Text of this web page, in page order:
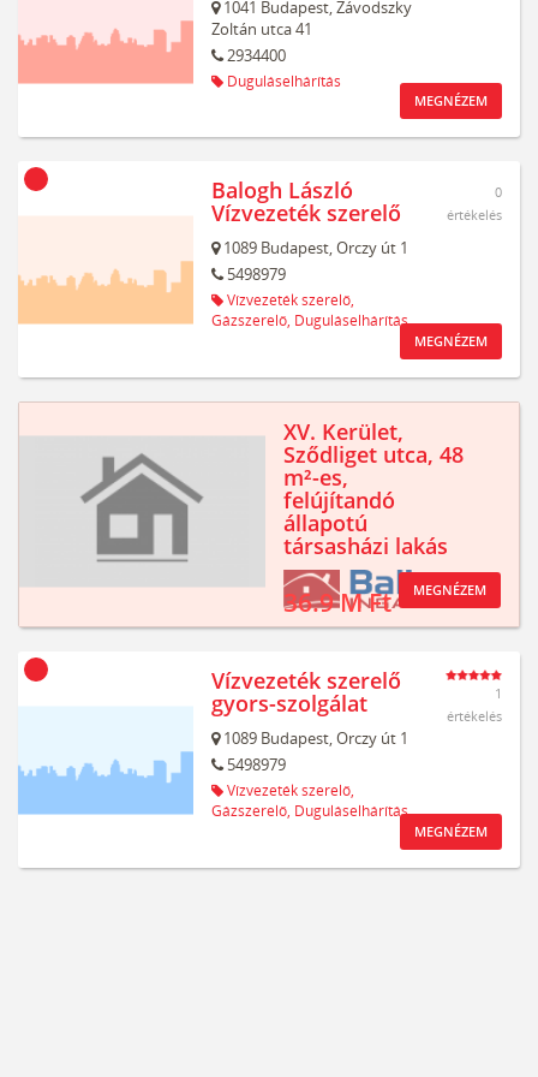
1041 Budapest,Závodszky
Zoltán utca 41
2934400
Duguláselhárítás
MEGNÉZEM
Balogh László
Vízvezeték szerelő
1089 Budapest,Orczy út 1
5498979
Vízvezeték szerelő,
Gázszerelő, Duguláselhárítás
0
értékelés
MEGNÉZEM
XV. Kerület,
Sződliget utca, 48
m²-es,
felújítandó
állapotú
társasházi lakás
36.9 M Ft MEGNÉZEM
Vízvezeték szerelő
gyors-szolgálat
1089 Budapest,Orczy út 1
5498979
Vízvezeték szerelő,
Gázszerelő, Duguláselhárítás
1
értékelés
MEGNÉZEM